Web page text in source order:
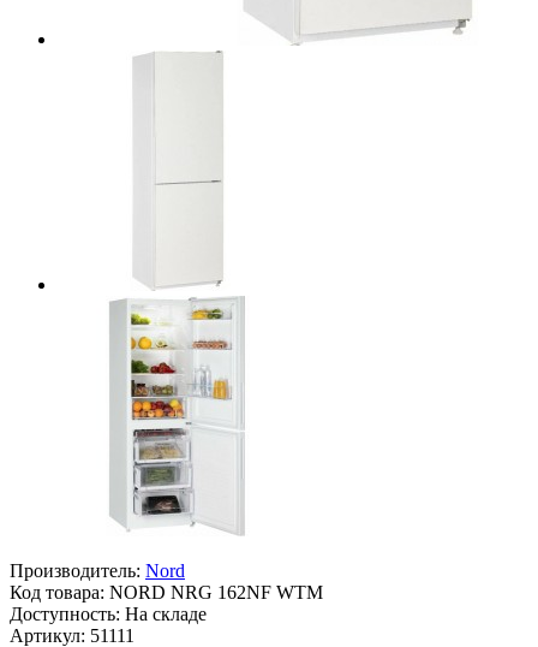
Производитель: Nord
Код товара: NORD NRG 162NF WTM
Доступность: На складе
Артикул: 51111